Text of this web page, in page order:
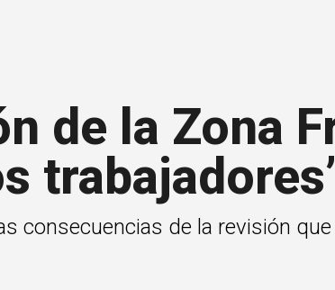
de la Zona
consecuencias de la revisión